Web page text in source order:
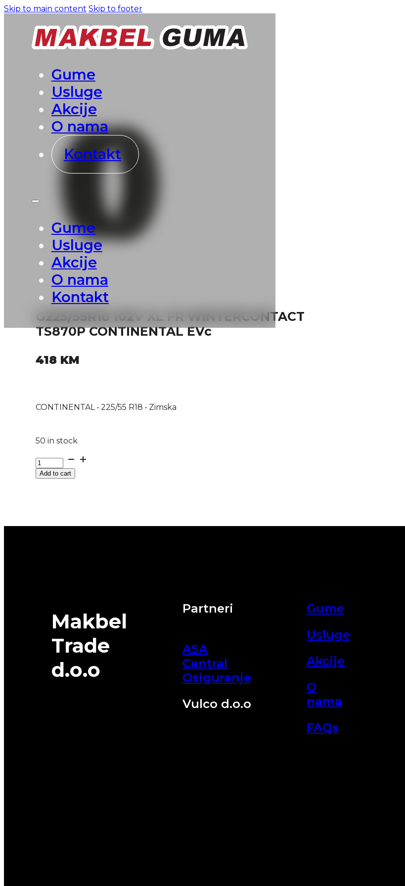
Skip to main content Skip to footer
Gume
Usluge
Akcije
O nama
Kontakt
Gume
Usluge
Akcije
O nama
Kontakt
G225/55R18 102V XL FR WINTERCONTACT
TS870P CONTINENTAL EVc
418 KM
CONTINENTAL • 225/55 R18 • Zimska
50 in stock
G225/55R18
102V
XLAdd to cart
Makbel
Trade
d.o.o
Partneri
ASA
Central
Osiguranje
Vulco d.o.o
Gume
Usluge
Akcije
O
nama
FAQs